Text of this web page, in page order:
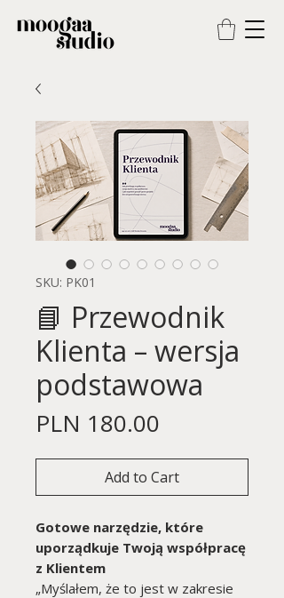
SKU: PK01
📘 Przewodnik
Klienta – wersja
podstawowa
PLN 180.00
Add to Cart
Gotowe narzędzie, które
uporządkuje Twoją współpracę
z Klientem
„Myślałem, że to jest w zakresie